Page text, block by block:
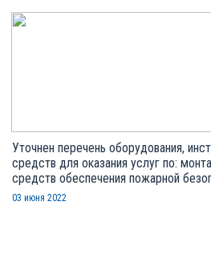
Уточнен перечень оборудования,
средств для оказания услуг по:
средств обеспечения пожарной
03 июня 2022